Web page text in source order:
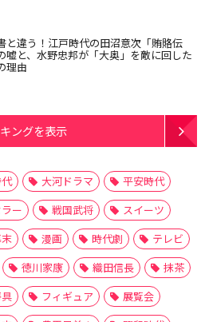
と違う！江戸時代の田沼意次「賄賂伝
嘘と、水野忠邦が「大奥」を敵に回した
理由
ングを表示
大河ドラマ
平安時代
ー 戦国武将
スイーツ
漫画 時代劇
テレビ
徳川家康 織田信長
抹茶
フィギュア
展覧会